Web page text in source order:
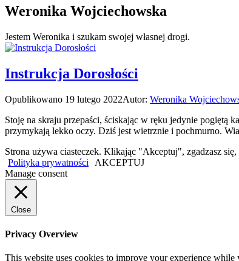
Weronika Wojciechowska
Jestem Weronika i szukam swojej własnej drogi.
Instrukcja Dorosłości
Opublikowano 19 lutego 2022Autor: Weronika
Stoję na skraju przepaści, ściskając w ręku jedynie pogiętą
przymykają lekko oczy. Dziś jest wietrznie i pochmurno.
Strona używa ciasteczek. Klikając "Akceptuj", zgadzasz
Polityka prywatności
AKCEPTUJ
Manage consent
Close
Privacy Overview
This website uses cookies to improve your experience while